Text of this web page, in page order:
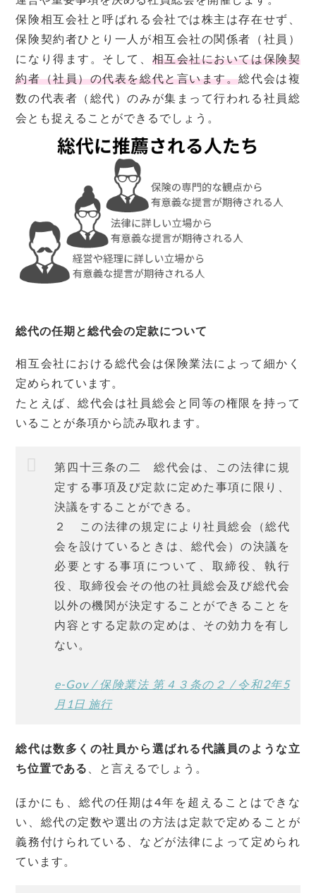
保険相互会社と呼ばれる会社では株主は存在せず、
保険契約者ひとり一人が相互会社の関係者（社員）
になり得ます。そして、 相互会社においては保険契
約者（社員）の代表を総代と言います。総代会は複
数の代表者（総代）のみが集まって行われる社員総
会とも捉えることができるでしょう。
総代の任期と総代会の定款について
相互会社における総代会は保険業法によって細かく
定められています。
たとえば、総代会は社員総会と同等の権限を持って
いることが条項から読み取れます。
第四十三条の二 総代会は、この法律に規
定する事項及び定款に定めた事項に限り、
決議をすることができる。
２ この法律の規定により社員総会（総代
会を設けているときは、総代会）の決議を
必要とする事項について、取締役、執行
役、取締役会その他の社員総会及び総代会
以外の機関が決定することができることを
内容とする定款の定めは、その効力を有し
ない。
e-Gov / 保険業法 第４３条の２ / 令和2年5
月1日 施行
総代は数多くの社員から選ばれる代議員のような立
ち位置である
、と言えるでしょう。
ほかにも、総代の任期は4年を超えることはできな
い、総代の定数や選出の方法は定款で定めることが
義務付けられている、などが法律によって定められ
ています。